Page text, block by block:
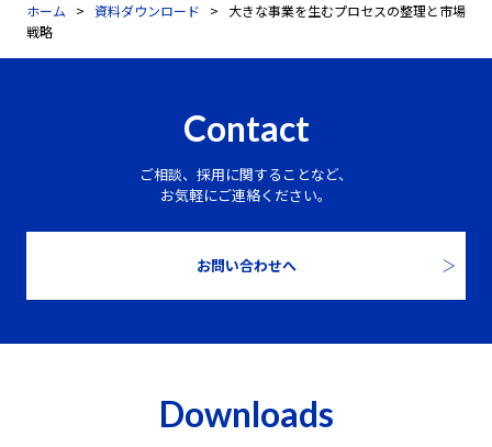
ホーム 資料ダウンロード
大きな事業を生むプロセスの整理と市場
戦略
Contact
ご相談、採用に関することなど、
お気軽にご連絡ください。
お問い合わせへ
Downloads